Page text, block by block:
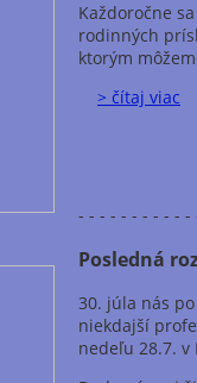
Každoročne
rodinných
ktorým
> čítaj viac
- - - - - - - - - - -
Posledná
30. júla nás
niekdajší
nedeľu 28.7. v